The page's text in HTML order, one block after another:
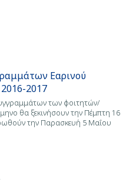
Εαρινού
2017
των φοιτητών/
θα ξεκινήσουν την Πέμπτη 16
την Παρασκευή 5 Μαΐου